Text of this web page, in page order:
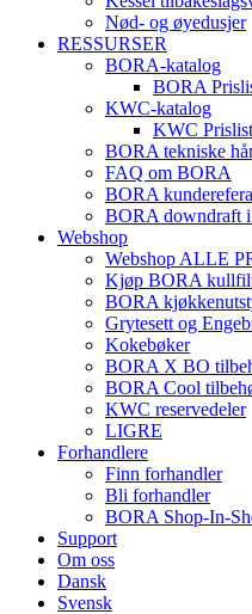
Nød- og øyedusjer
RESSURSER
BORA-katalog
BORA
KWC-katalog
KWC
BORA tekniske
FAQ om BORA
BORA
BORA downdraft
Webshop
Webshop ALLE
Kjøp BORA
BORA
Grytesett og
Kokebøker
BORA X BO
BORA Cool
KWC reservedeler
LIGRE
Forhandlere
Finn forhandler
Bli forhandler
BORA Shop-In-
Support
Om oss
Dansk
Svensk